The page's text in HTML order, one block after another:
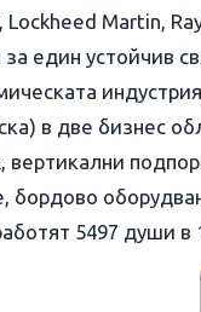
Lockheed Martin,
един устойчив
в две бизнес
вертикални
бордово
5497 души